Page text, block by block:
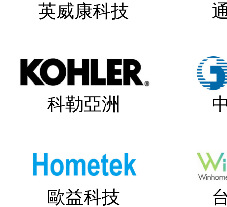
英威康科技
科勒亞洲
歐益科技